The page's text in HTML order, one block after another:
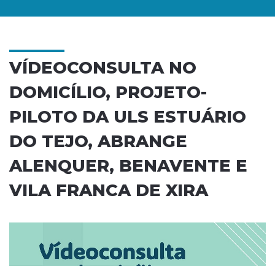
VÍDEOCONSULTA NO
DOMICÍLIO, PROJETO-
PILOTO DA ULS ESTUÁRIO
DO TEJO, ABRANGE
ALENQUER, BENAVENTE E
VILA FRANCA DE XIRA